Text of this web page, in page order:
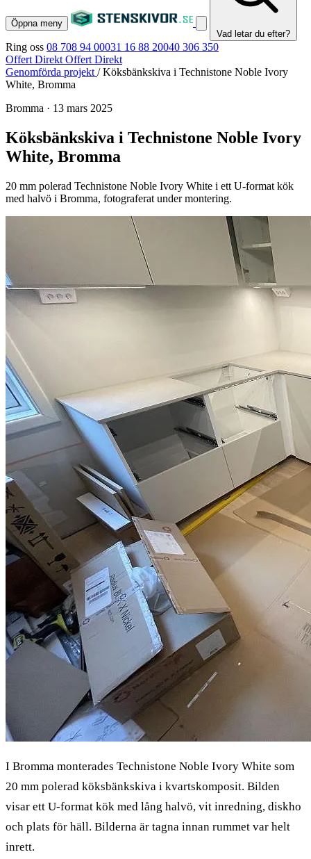
Öppna meny
Vad letar du efter?
Ring oss 08 708 94 00031 16 88 20040 306 350
Offert Direkt Offert Direkt
Genomförda projekt / Köksbänkskiva i Technistone Noble Ivory
White, Bromma
Bromma · 13 mars 2025
Köksbänkskiva i Technistone Noble Ivory
White, Bromma
20 mm polerad Technistone Noble Ivory White i ett U-format kök
med halvö i Bromma, fotograferat under montering.
I Bromma monterades Technistone Noble Ivory White som
20 mm polerad köksbänkskiva i kvartskomposit. Bilden
visar ett U-format kök med lång halvö, vit inredning, diskho
och plats för häll. Bilderna är tagna innan rummet var helt
inrett.